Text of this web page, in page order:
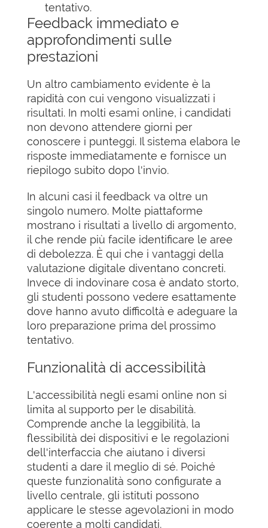
tentativo.
Feedback immediato e
approfondimenti sulle
prestazioni
Un altro cambiamento evidente è la
rapidità con cui vengono visualizzati i
risultati. In molti esami online, i candidati
non devono attendere giorni per
conoscere i punteggi. Il sistema elabora le
risposte immediatamente e fornisce un
riepilogo subito dopo l'invio.
In alcuni casi il feedback va oltre un
singolo numero. Molte piattaforme
mostrano i risultati a livello di argomento,
il che rende più facile identificare le aree
di debolezza. È qui che i vantaggi della
valutazione digitale diventano concreti.
Invece di indovinare cosa è andato storto,
gli studenti possono vedere esattamente
dove hanno avuto difficoltà e adeguare la
loro preparazione prima del prossimo
tentativo.
Funzionalità di accessibilità
L'accessibilità negli esami online non si
limita al supporto per le disabilità.
Comprende anche la leggibilità, la
flessibilità dei dispositivi e le regolazioni
dell'interfaccia che aiutano i diversi
studenti a dare il meglio di sé. Poiché
queste funzionalità sono configurate a
livello centrale, gli istituti possono
applicare le stesse agevolazioni in modo
coerente a molti candidati.